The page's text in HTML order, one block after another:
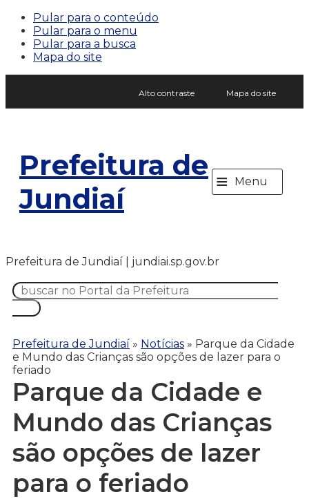
Pular para o conteúdo
Pular para o menu
Pular para a busca
Mapa do site
Alto contraste Mapa do site
Prefeitura de
Jundiaí
≡ Menu
Prefeitura de Jundiaí | jundiai.sp.gov.br
Prefeitura de Jundiaí » Notícias » Parque da Cidade
e Mundo das Crianças são opções de lazer para o
feriado
Parque da Cidade e
Mundo das Crianças
são opções de lazer
para o feriado